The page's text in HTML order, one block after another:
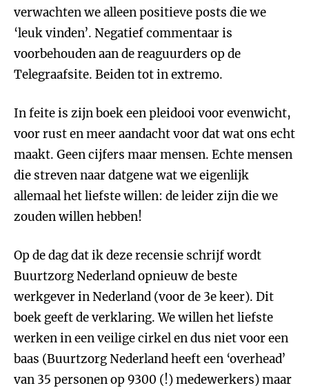
verwachten we alleen positieve posts die we
‘leuk vinden’. Negatief commentaar is
voorbehouden aan de reaguurders op de
Telegraafsite. Beiden tot in extremo.
In feite is zijn boek een pleidooi voor evenwicht,
voor rust en meer aandacht voor dat wat ons echt
maakt. Geen cijfers maar mensen. Echte mensen
die streven naar datgene wat we eigenlijk
allemaal het liefste willen: de leider zijn die we
zouden willen hebben!
Op de dag dat ik deze recensie schrijf wordt
Buurtzorg Nederland opnieuw de beste
werkgever in Nederland (voor de 3e keer). Dit
boek geeft de verklaring. We willen het liefste
werken in een veilige cirkel en dus niet voor een
baas (Buurtzorg Nederland heeft een ‘overhead’
van 35 personen op 9300 (!) medewerkers) maar